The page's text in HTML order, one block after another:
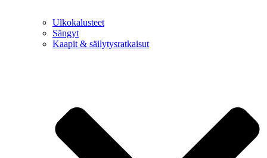
Ulkokalusteet
Sängyt
Kaapit & säilytysratkaisut